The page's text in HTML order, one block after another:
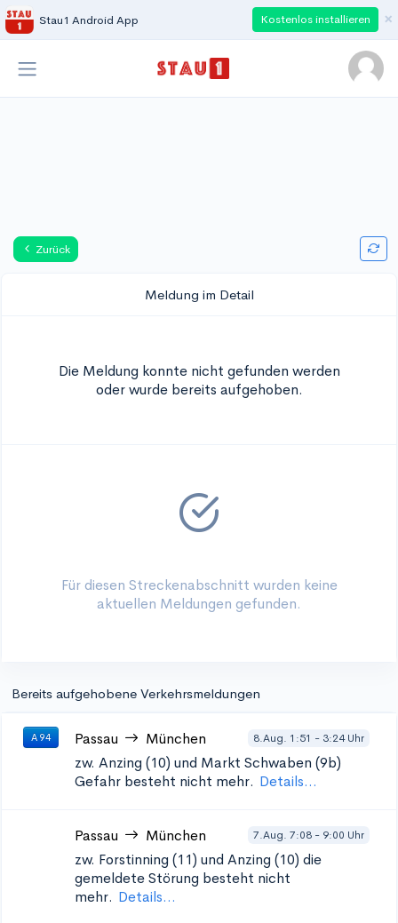
Stau1 Android App Kostenlos installieren ×
Zurück
Meldung im Detail
Die Meldung konnte nicht gefunden werden
oder wurde bereits aufgehoben.
Für diesen Streckenabschnitt wurden keine
aktuellen Meldungen gefunden.
Bereits aufgehobene Verkehrsmeldungen
A 94 Passau München 8.Aug. 1:51 - 3:24 Uhr
zw. Anzing (10) und Markt Schwaben (9b)
Gefahr besteht nicht mehr. Details...
Passau München 7.Aug. 7:08 - 9:00 Uhr
zw. Forstinning (11) und Anzing (10) die
gemeldete Störung besteht nicht
mehr. Details...